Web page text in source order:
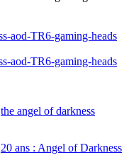
the angel of darkness
20 ans : Angel of Darkness